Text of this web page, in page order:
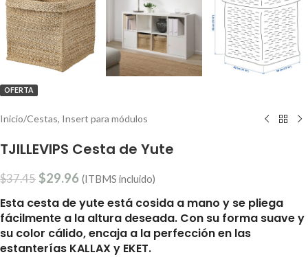
OFERTA
Inicio/Cestas, Insert para módulos
TJILLEVIPS Cesta de Yute
$37.45 $29.96 (ITBMS incluido)
Esta cesta de yute está cosida a mano y se pliega
fácilmente a la altura deseada. Con su forma suave y
su color cálido, encaja a la perfección en las
estanterías KALLAX y EKET.